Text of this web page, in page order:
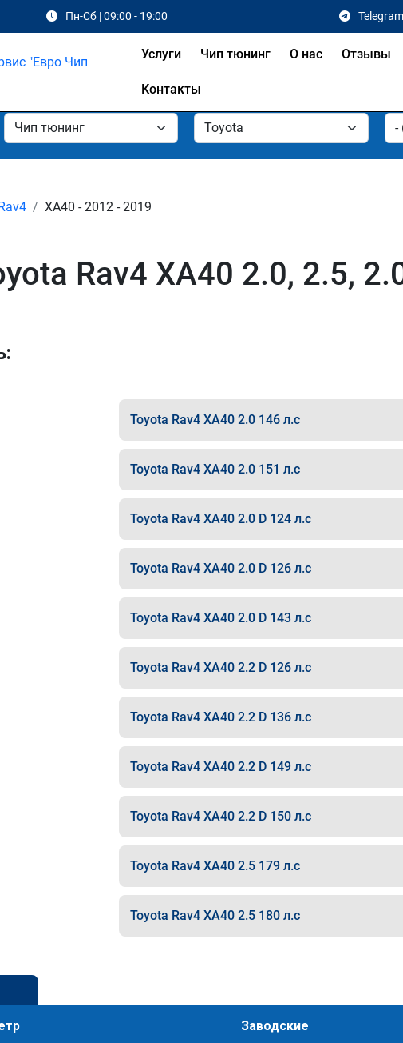
Пн-Сб | 09:00 - 19:00
Услуги Чип тюнинг О нас Отзывы
Контакты
XA40 - 2012 - 2019
Rav4 XA40 2.0, 2.5,
Toyota Rav4 XA40 2.0 146 л.с
Toyota Rav4 XA40 2.0 151 л.с
Toyota Rav4 XA40 2.0 D 124 л.с
Toyota Rav4 XA40 2.0 D 126 л.с
Toyota Rav4 XA40 2.0 D 143 л.с
Toyota Rav4 XA40 2.2 D 126 л.с
Toyota Rav4 XA40 2.2 D 136 л.с
Toyota Rav4 XA40 2.2 D 149 л.с
Toyota Rav4 XA40 2.2 D 150 л.с
Toyota Rav4 XA40 2.5 179 л.с
Toyota Rav4 XA40 2.5 180 л.с
Заводские